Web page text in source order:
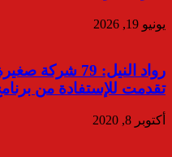
يونيو 19, 2026
تقدمت للإستفادة من
أكتوبر 8, 2020